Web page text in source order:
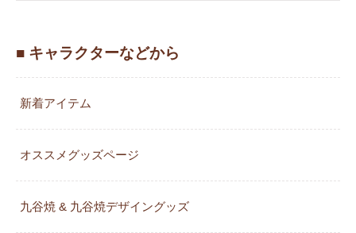
■ キャラクターなどから
新着アイテム
オススメグッズページ
九谷焼 & 九谷焼デザイングッズ